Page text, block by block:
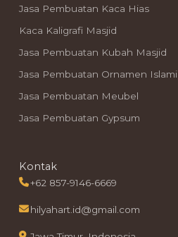
Jasa Pembuatan Kaca Hias
Kaca Kaligrafi Masjid
Jasa Pembuatan Kubah Masjid
Jasa Pembuatan Ornamen Islami
Jasa Pembuatan Meubel
Jasa Pembuatan Gypsum
Kontak
+62 857-9146-6669
hilyahart.id@gmail.com